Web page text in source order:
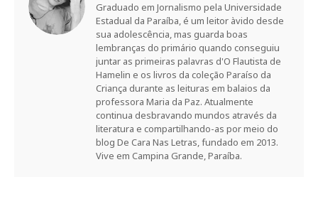
Graduado em Jornalismo pela Universidade
Estadual da Paraíba, é um leitor àvido desde
sua adolescência, mas guarda boas
lembranças do primário quando conseguiu
juntar as primeiras palavras d'O Flautista de
Hamelin e os livros da coleção Paraíso da
Criança durante as leituras em balaios da
professora Maria da Paz. Atualmente
continua desbravando mundos através da
literatura e compartilhando-as por meio do
blog De Cara Nas Letras, fundado em 2013.
Vive em Campina Grande, Paraíba.